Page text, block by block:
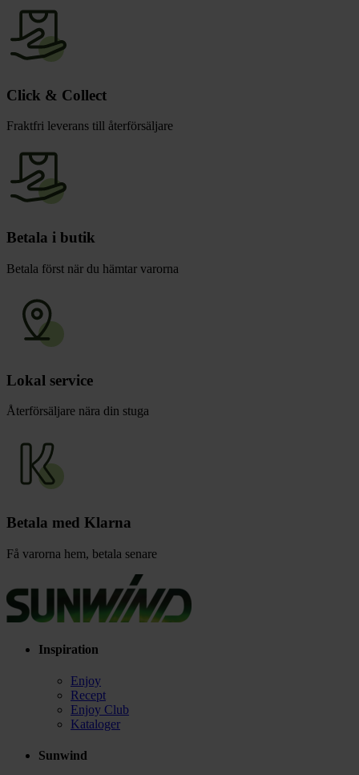
Click & Collect
Fraktfri leverans till återförsäljare
Betala i butik
Betala först när du hämtar varorna
Lokal service
Återförsäljare nära din stuga
Betala med Klarna
Få varorna hem, betala senare
Inspiration
Enjoy
Recept
Enjoy Club
Kataloger
Sunwind